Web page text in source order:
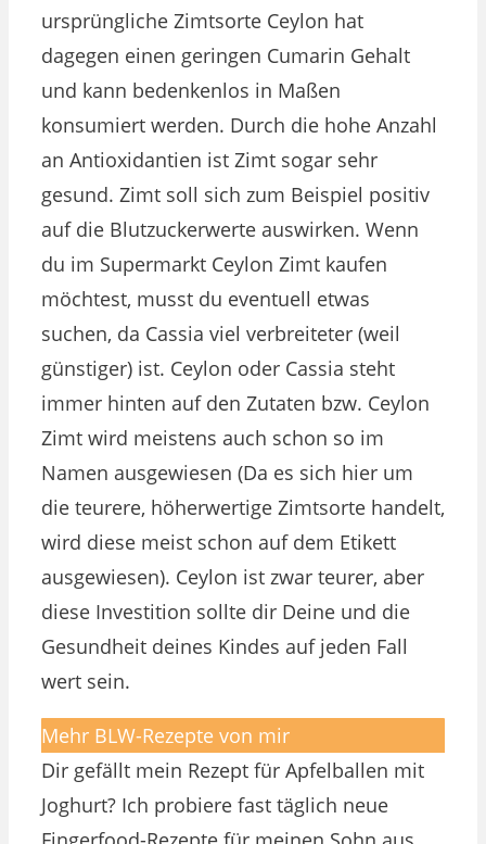
ursprüngliche Zimtsorte Ceylon hat
dagegen einen geringen Cumarin Gehalt
und kann bedenkenlos in Maßen
konsumiert werden. Durch die hohe Anzahl
an Antioxidantien ist Zimt sogar sehr
gesund. Zimt soll sich zum Beispiel positiv
auf die Blutzuckerwerte auswirken. Wenn
du im Supermarkt Ceylon Zimt kaufen
möchtest, musst du eventuell etwas
suchen, da Cassia viel verbreiteter (weil
günstiger) ist. Ceylon oder Cassia steht
immer hinten auf den Zutaten bzw. Ceylon
Zimt wird meistens auch schon so im
Namen ausgewiesen (Da es sich hier um
die teurere, höherwertige Zimtsorte handelt,
wird diese meist schon auf dem Etikett
ausgewiesen). Ceylon ist zwar teurer, aber
diese Investition sollte dir Deine und die
Gesundheit deines Kindes auf jeden Fall
wert sein.
Mehr BLW-Rezepte von mir
Dir gefällt mein Rezept für Apfelballen mit
Joghurt? Ich probiere fast täglich neue